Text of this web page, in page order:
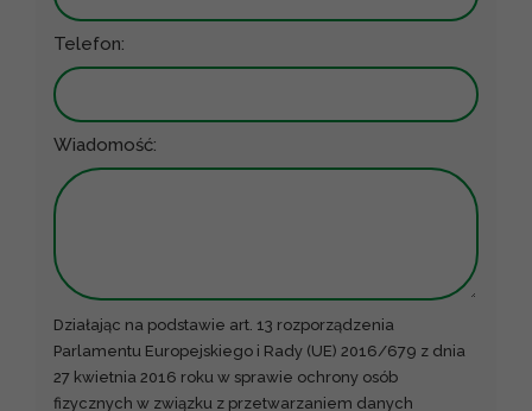
Telefon:
Wiadomość:
Działając na podstawie art. 13 rozporządzenia
Parlamentu Europejskiego i Rady (UE) 2016/679 z dnia
27 kwietnia 2016 roku w sprawie ochrony osób
fizycznych w związku z przetwarzaniem danych